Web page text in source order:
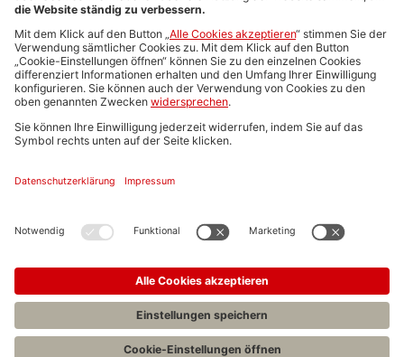
Newsletteranmeldung
Produktübersicht
ALLGEMEIN
FAQs
Impressum
Stellenangebote C.H.BECK